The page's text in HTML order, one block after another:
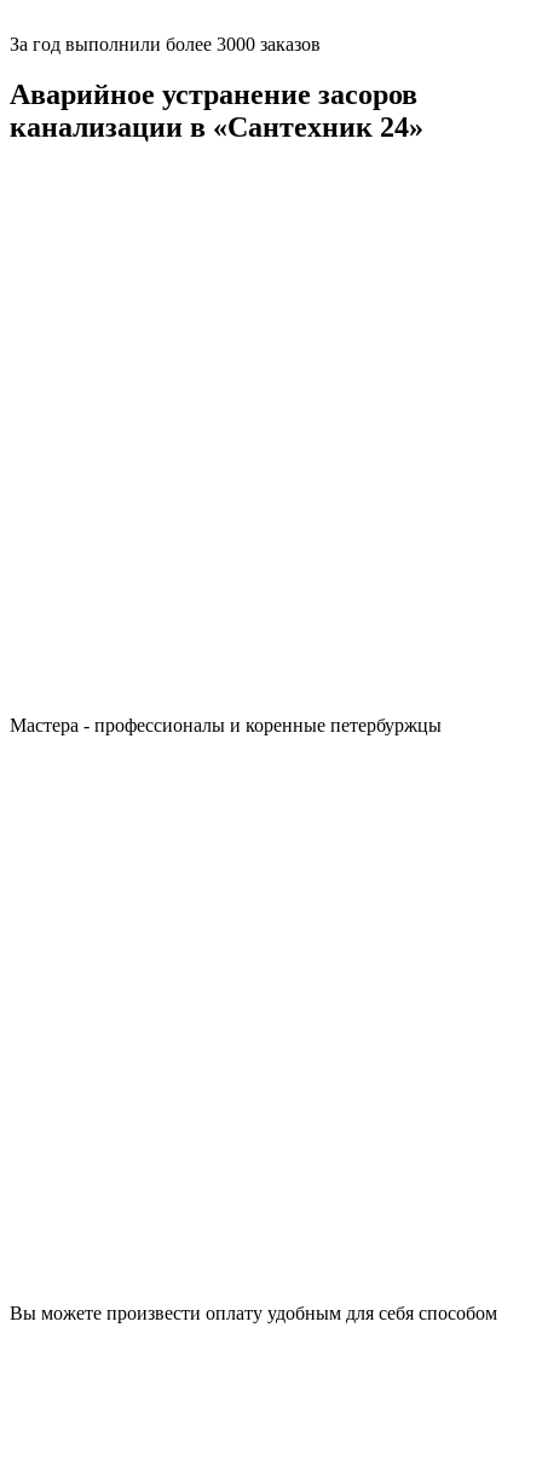
За год выполнили более 3000 заказов
Аварийное устранение засоров
канализации в «Сантехник 24»
Мастера - профессионалы и коренные петербуржцы
Вы можете произвести оплату удобным для себя способом